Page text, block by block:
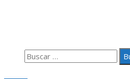
Buscar: